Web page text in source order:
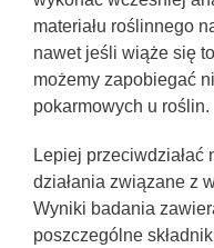
materiału roślinnego
nawet jeśli wiąże się
możemy zapobiegać
pokarmowych u roślin.
Lepiej
działania związane z
Wyniki badania
poszczególne